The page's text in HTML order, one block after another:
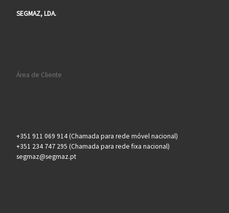
SEGMAZ, LDA.
Área de Cliente
+351 911 069 914 (Chamada para rede móvel nacional)
+351 234 747 295 (Chamada para rede fixa nacional)
segmaz@segmaz.pt